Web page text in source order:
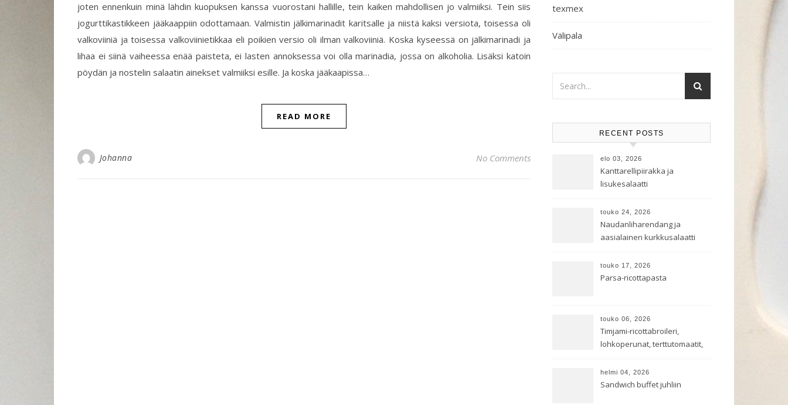
joten ennenkuin minä lähdin kuopuksen kanssa vuorostani hallille, tein kaiken mahdollisen jo valmiiksi. Tein siis
jogurttikastikkeen jääkaappiin odottamaan. Valmistin jälkimarinadit karitsalle ja niistä kaksi versiota, toisessa oli
valkoviiniä ja toisessa valkoviinietikkaa eli poikien versio oli ilman valkoviiniä. Koska kyseessä on jälkimarinadi ja
lihaa ei siinä vaiheessa enää paisteta, ei lasten annoksessa voi olla marinadia, jossa on alkoholia. Lisäksi katoin
pöydän ja nostelin salaatin ainekset valmiiksi esille. Ja koska jääkaapissa…
READ MORE
Johanna No Comments
texmex
Välipala
RECENT POSTS
elo 03, 2026
Kanttarellipiirakka ja
lisukesalaatti
touko 24, 2026
Naudanliharendang ja
aasialainen kurkkusalaatti
touko 17, 2026
Parsa-ricottapasta
touko 06, 2026
Timjami-ricottabroileri,
lohkoperunat, terttutomaatit,
salaatti
helmi 04, 2026
Sandwich buffet juhliin